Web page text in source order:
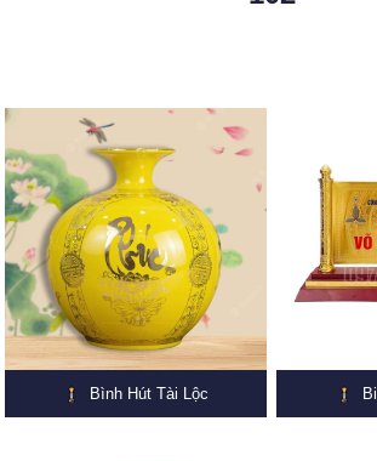
Bình Hút Tài Lộc